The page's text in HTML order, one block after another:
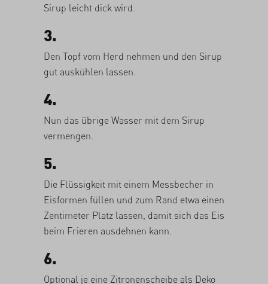
Sirup leicht dick wird.
3.
Den Topf vom Herd nehmen und den Sirup
gut auskühlen lassen.
4.
Nun das übrige Wasser mit dem Sirup
vermengen.
5.
Die Flüssigkeit mit einem Messbecher in
Eisformen füllen und zum Rand etwa einen
Zentimeter Platz lassen, damit sich das Eis
beim Frieren ausdehnen kann.
6.
Optional je eine Zitronenscheibe als Deko